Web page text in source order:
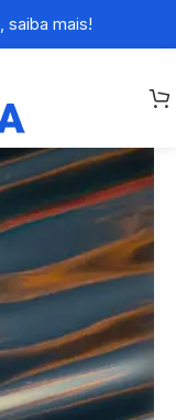
saiba mais!